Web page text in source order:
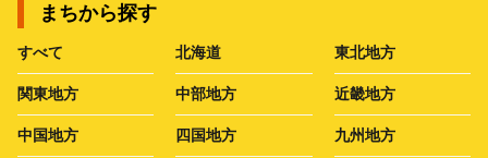
まちから探す
すべて 北海道 東北地方
関東地方 中部地方 近畿地方
中国地方 四国地方 九州地方